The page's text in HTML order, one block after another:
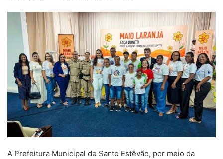
mail
A Prefeitura Municipal de Santo Estêvão, por meio da